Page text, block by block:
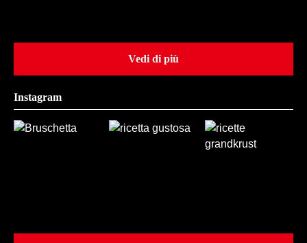
Vedi di più
Instagram